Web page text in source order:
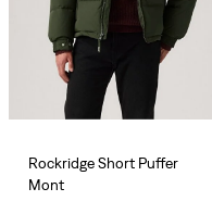
Rockridge Short Puffer
Mont